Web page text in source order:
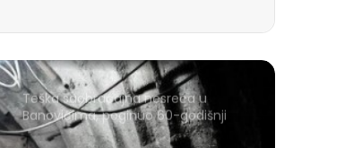
Teška saobraćajna nesreća u
Banovićima, poginuo 60-godišnji
vozač